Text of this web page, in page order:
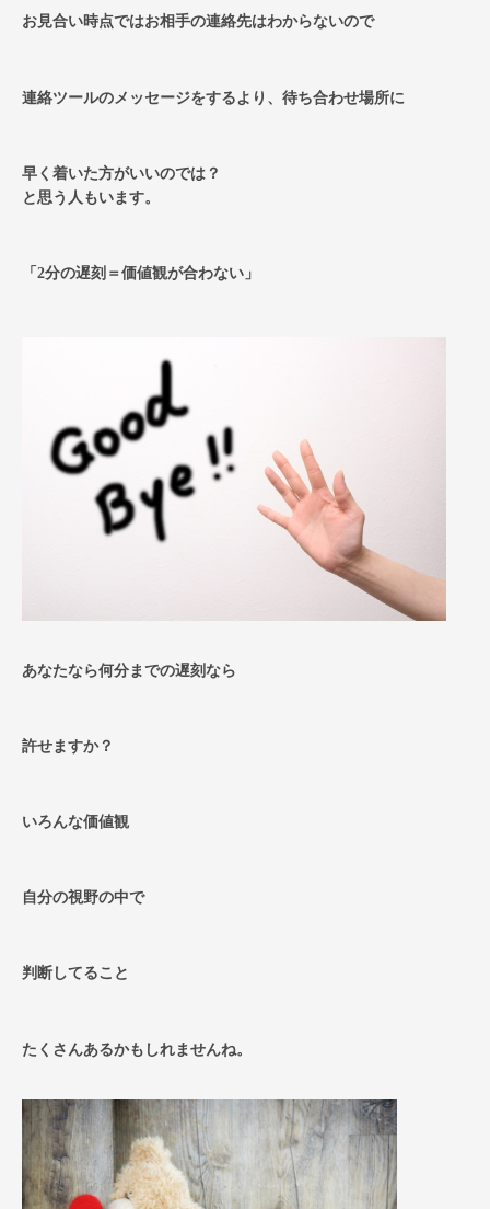
お見合い時点ではお相手の連絡先はわからないので
連絡ツールのメッセージをするより、待ち合わせ場所に
早く着いた方がいいのでは？
と思う人もいます。
「2分の遅刻＝価値観が合わない」
あなたなら何分までの遅刻なら
許せますか？
いろんな価値観
自分の視野の中で
判断してること
たくさんあるかもしれませんね。